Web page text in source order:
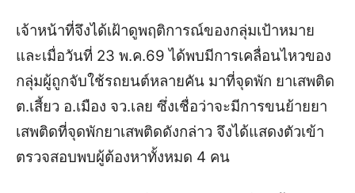
เจ้าหน้าที่จึงได้เฝ้าดูพฤติการณ์ของกลุ่มเป้าหมาย
และเมื่อวันที่ 23 พ.ค.69 ได้พบมีการเคลื่อนไหวของ
กลุ่มผู้ถูกจับใช้รถยนต์หลายคัน มาที่จุดพัก ยาเสพติด
ต.เสี้ยว อ.เมือง จว.เลย ซึ่งเชื่อว่าจะมีการขนย้ายยา
เสพติดที่จุดพักยาเสพติดดังกล่าว จึงได้แสดงตัวเข้า
ตรวจสอบพบผู้ต้องหาทั้งหมด 4 คน